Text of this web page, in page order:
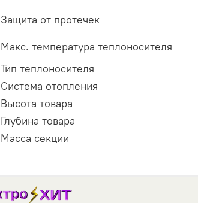
Защита от протечек
Макс. температура теплоносителя
Тип теплоносителя
Система отопления
Высота товара
Глубина товара
Масса секции